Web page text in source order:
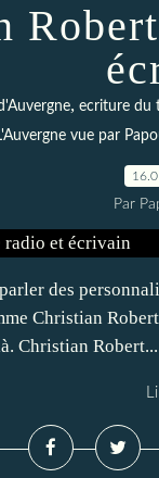
, ecriture du
vue par
Par
des
Christian
Christian Robert...